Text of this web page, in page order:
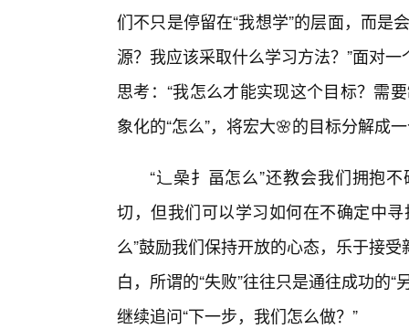
们不只是停留在“我想学”的层面，而是
源？我应该采取什么学习方法？”面对
思考：“我怎么才能实现这个目标？需
象化的“怎么”，将宏大🌸的目标分解成
“辶喿扌畐怎么”还教会我们拥抱
切，但我们可以学习如何在不确定中
么”鼓励我们保持开放的心态，乐于接
白，所谓的“失败”往往只是通往成功的
继续追问“下一步，我们怎么做？”